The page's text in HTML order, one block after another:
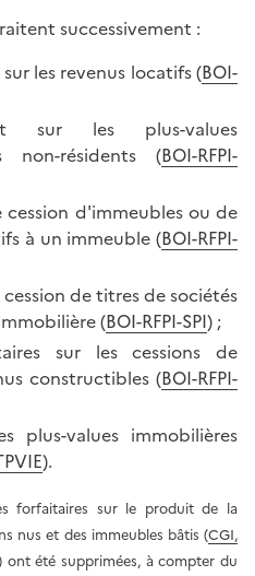
successivement :
les revenus locatifs (BOI-
sur les plus-values
non-résidents (BOI-RFPI-
cession d'immeubles ou de
à un immeuble (BOI-RFPI-
de titres de sociétés
(BOI-RFPI-SPI) ;
sur les cessions de
constructibles (BOI-RFPI-
plus-values immobilières
).
forfaitaires sur le produit de la
nus et des immeubles bâtis (CGI,
ont été supprimées, à compter du